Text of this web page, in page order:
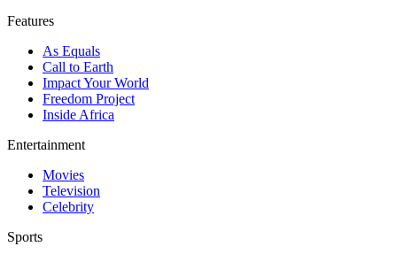
Features
As Equals
Call to Earth
Impact Your World
Freedom Project
Inside Africa
Entertainment
Movies
Television
Celebrity
Sports